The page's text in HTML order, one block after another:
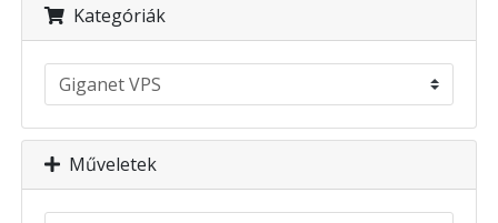
Kategóriák
Műveletek